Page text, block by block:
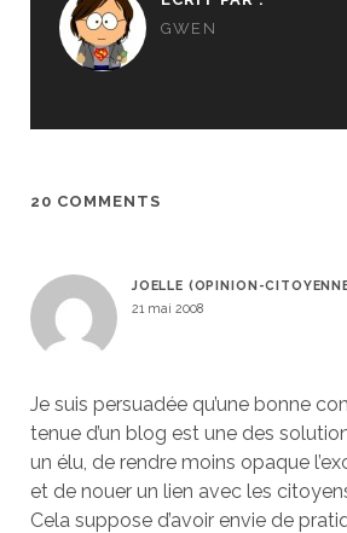
GWEN
20 COMMENTS
JOELLE (OPINION-
21 mai 2008
Je suis persuadée qu’une bonne
tenue d’un blog est une des
un élu, de rendre moins opaque
et de nouer un lien avec les
Cela suppose d’avoir envie de